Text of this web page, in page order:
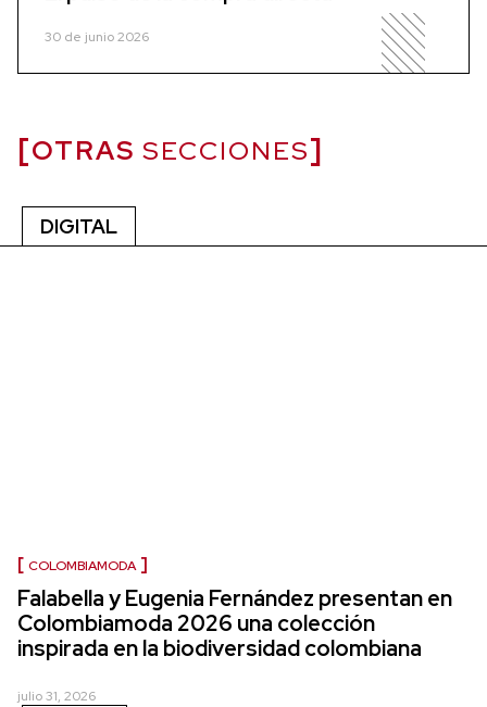
30 de junio 2026
OTRAS SECCIONES
DIGITAL
COLOMBIAMODA
Falabella y Eugenia Fernández presentan en
Colombiamoda 2026 una colección
inspirada en la biodiversidad colombiana
julio 31, 2026